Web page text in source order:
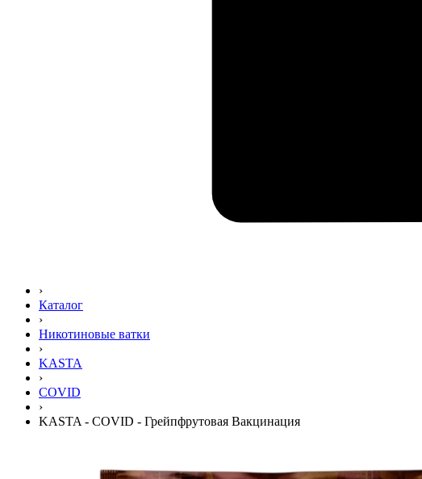
›
Каталог
›
Никотиновые ватки
›
KASTA
›
COVID
›
KASTA - COVID - Грейпфрутовая Вакцинация